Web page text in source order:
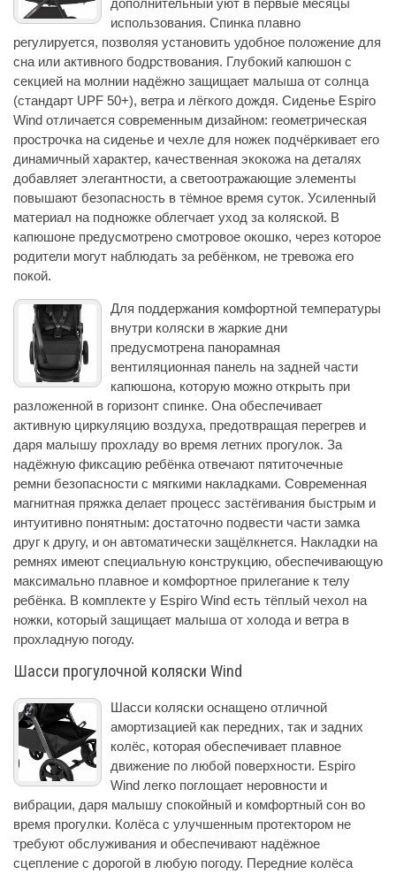
дополнительный уют в первые месяцы
использования. Спинка плавно
регулируется, позволяя установить удобное положение для
сна или активного бодрствования. Глубокий капюшон с
секцией на молнии надёжно защищает малыша от солнца
(стандарт UPF 50+), ветра и лёгкого дождя. Сиденье Espiro
Wind отличается современным дизайном: геометрическая
прострочка на сиденье и чехле для ножек подчёркивает его
динамичный характер, качественная экокожа на деталях
добавляет элегантности, а светоотражающие элементы
повышают безопасность в тёмное время суток. Усиленный
материал на подножке облегчает уход за коляской. В
капюшоне предусмотрено смотровое окошко, через которое
родители могут наблюдать за ребёнком, не тревожа его
покой.
Для поддержания комфортной температуры
внутри коляски в жаркие дни
предусмотрена панорамная
вентиляционная панель на задней части
капюшона, которую можно открыть при
разложенной в горизонт спинке. Она обеспечивает
активную циркуляцию воздуха, предотвращая перегрев и
даря малышу прохладу во время летних прогулок. За
надёжную фиксацию ребёнка отвечают пятиточечные
ремни безопасности с мягкими накладками. Современная
магнитная пряжка делает процесс застёгивания быстрым и
интуитивно понятным: достаточно подвести части замка
друг к другу, и он автоматически защёлкнется. Накладки на
ремнях имеют специальную конструкцию, обеспечивающую
максимально плавное и комфортное прилегание к телу
ребёнка. В комплекте у Espiro Wind есть тёплый чехол на
ножки, который защищает малыша от холода и ветра в
прохладную погоду.
Шасси прогулочной коляски Wind
Шасси коляски оснащено отличной
амортизацией как передних, так и задних
колёс, которая обеспечивает плавное
движение по любой поверхности. Espiro
Wind легко поглощает неровности и
вибрации, даря малышу спокойный и комфортный сон во
время прогулки. Колёса с улучшенным протектором не
требуют обслуживания и обеспечивают надёжное
сцепление с дорогой в любую погоду. Передние колёса